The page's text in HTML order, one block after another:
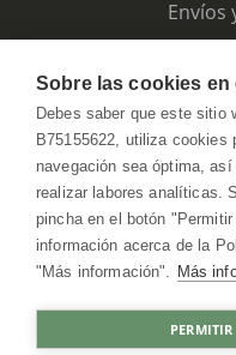
Envíos
HerbolarioWeb ©
Sobre las cookies en
Debes saber que este sitio
B75155622, utiliza cookies
navegación sea óptima,
realizar labores analíticas.
pincha en el botón
información acerca de la
"Más información". Más